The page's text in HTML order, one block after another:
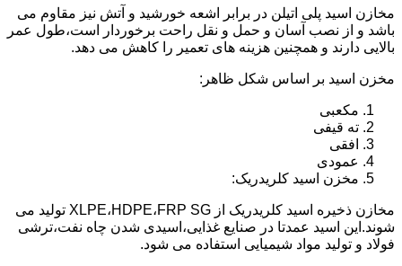
مخازن اسید پلی اتیلن در برابر اشعه خورشید و آتش نیز مقاوم می
باشد و از نصب آسان و حمل و نقل راحت برخوردار است،طول عمر
بالایی دارند و همچنین هزینه های تعمیر را کاهش می دهد.
مخزن اسید بر اساس شکل ظاهر:
مکعبی
ته قیفی
افقی
عمودی
مخزن اسید کلریدریک:
مخازن ذخیره اسید کلریدریک از XLPE،HDPE،FRP SG تولید می
شوند.این اسید عمدتا در صنایع غذایی،اسیدی شدن چاه نفت،ترشی
فولاد و تولید مواد شیمیایی استفاده می شود.